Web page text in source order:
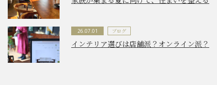
26.07.01 ブログ
インテリア選びは店舗派？オンライン派？